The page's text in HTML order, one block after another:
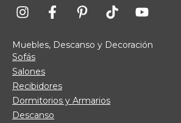
Muebles, Descanso y Decoración
Sofás
Salones
Recibidores
Dormitorios y Armarios
Descanso